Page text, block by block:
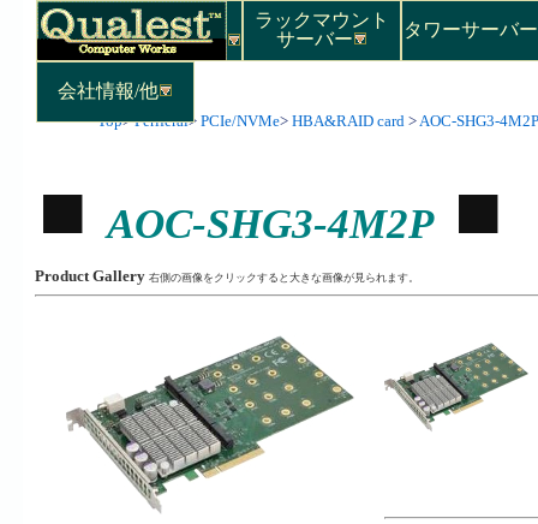
ラックマウント
サーバー
タワーサーバ
会社情報/他
Top>Periferal> PCIe/NVMe> HBA&RAID card >AOC-SHG3-4M2P
AOC-SHG3-4M2P
Product Gallery 右側の画像をクリックすると大きな画像が見られます。